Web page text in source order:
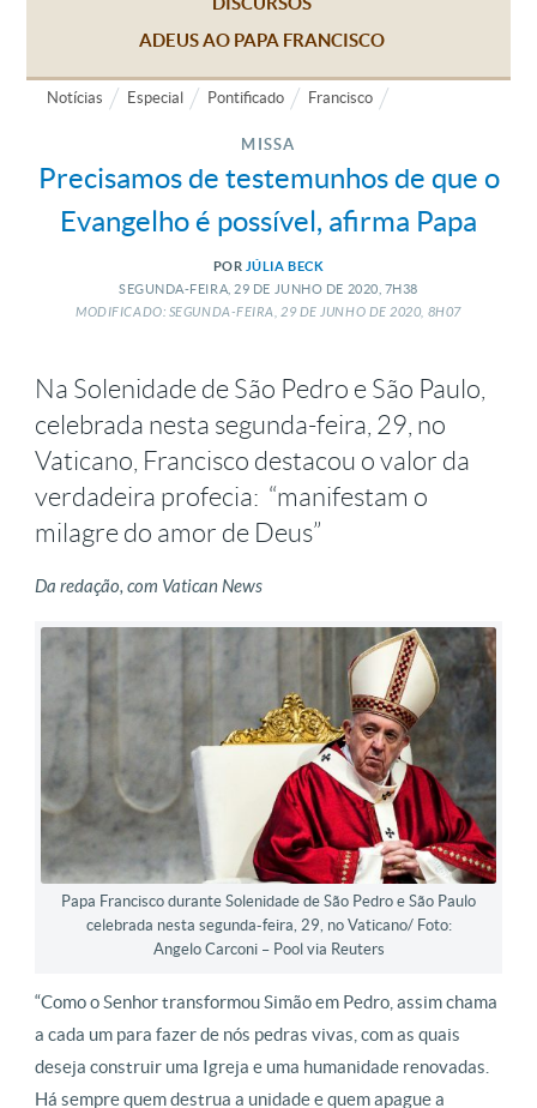
ADEUS AO PAPA FRANCISCO
Notícias Especial Pontificado Francisco
MISSA
Precisamos de testemunhos de que o
Evangelho é possível, afirma Papa
POR JÚLIA BECK
SEGUNDA-FEIRA, 29 DE JUNHO DE 2020, 7H38
MODIFICADO: SEGUNDA-FEIRA, 29DEJUNHO DE2020, 8H07
Na Solenidade de São Pedro e São Paulo,
celebrada nesta segunda-feira, 29, no
Vaticano, Francisco destacou o valor da
verdadeira profecia: “manifestam o
milagre do amor de Deus”
Da redação, com Vatican News
Papa Francisco durante Solenidade de São Pedro e São Paulo
celebrada nesta segunda-feira, 29, no Vaticano/ Foto:
Angelo Carconi – Pool via Reuters
“Como o Senhor transformou Simão em Pedro, assim chama
a cada um para fazer de nós pedras vivas, com as quais
deseja construir uma Igreja e uma humanidade renovadas.
Há sempre quem destrua a unidade e quem apague a